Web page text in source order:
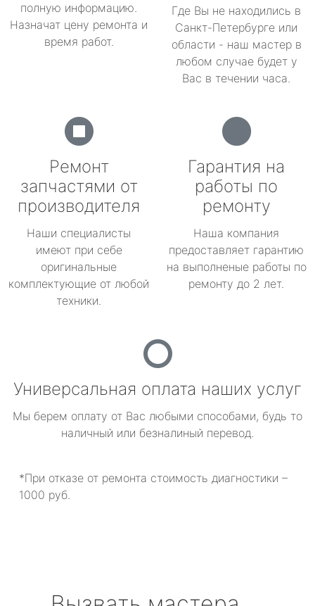
полную информацию.
Назначат цену ремонта и
время работ.
Где Вы не находились в
Санкт-Петербурге или
области - наш мастер в
любом случае будет у
Вас в течении часа.
Ремонт
запчастями от
производителя
Наши специалисты
имеют при себе
оригинальные
комплектующие от любой
техники.
Гарантия на
работы по
ремонту
Наша компания
предоставляет гарантию
на выполненые работы по
ремонту до 2 лет.
Универсальная оплата наших услуг
Мы берем оплату от Вас любыми способами, будь то
наличный или безналиный перевод.
*При отказе от ремонта стоимость диагностики –
1000 руб.